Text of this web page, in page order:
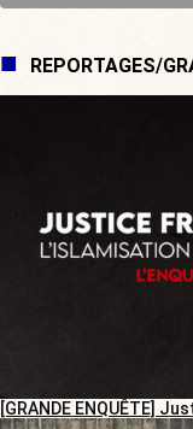
REPORTAGES/
[GRANDE ENQUÊTE]